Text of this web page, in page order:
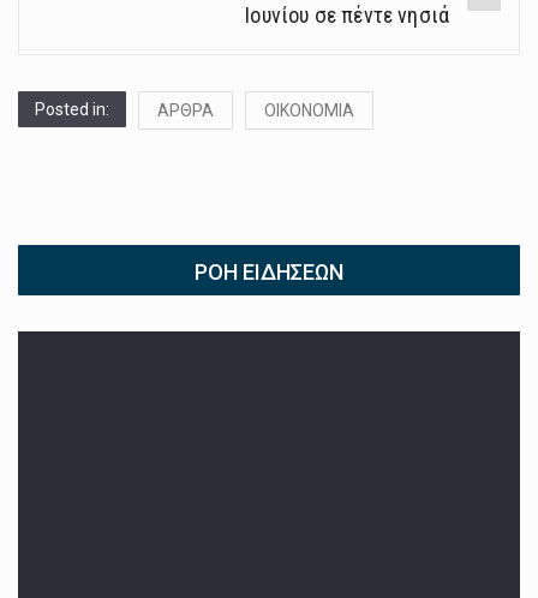
Ιουνίου σε πέντε νησιά
Posted in: ΑΡΘΡΑ ΟΙΚΟΝΟΜΙΑ
ΡΟΉ ΕΙΔΉΣΕΩΝ